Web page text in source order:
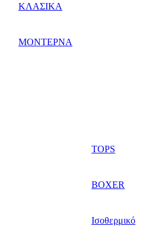
ΚΛΑΣΙΚΑ
ΜΟΝΤΕΡΝΑ
TOPS
BOXER
Ισοθερμικό